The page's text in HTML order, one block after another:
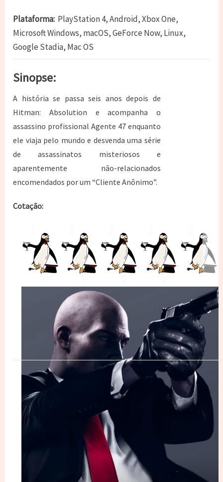
Plataforma: PlayStation 4, Android, Xbox One,
Microsoft Windows, macOS, GeForce Now, Linux,
Google Stadia, Mac OS
Sinopse:
A história se passa seis anos depois de
Hitman: Absolution e acompanha o
assassino profissional Agente 47 enquanto
ele viaja pelo mundo e desvenda uma série
de assassinatos misteriosos e
aparentemente não-relacionados
encomendados por um “Cliente Anônimo”.
Cotação: